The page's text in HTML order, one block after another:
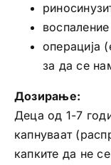
операција
за да се
Дозирање:
Деца од 1-7
капнуваат
капките да не